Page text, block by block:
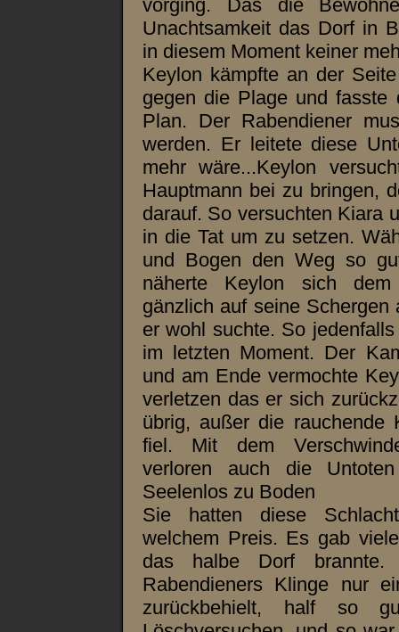
vorging. Das die
Unachtsamkeit das Dorf in
in diesem Moment keiner
Keylon kämpfte an der
gegen die Plage und fasste
Plan. Der Rabendiener
werden. Er leitete diese
mehr wäre...Keylon
Hauptmann bei zu bringen,
darauf. So versuchten Kiara
in die Tat um zu setzen.
und Bogen den Weg so
näherte Keylon sich dem
gänzlich auf seine
er wohl suchte. So
im letzten Moment. Der
und am Ende vermochte
verletzen das er sich
übrig, außer die rauchende
fiel. Mit dem
verloren auch die
Seelenlos zu Boden
Sie hatten diese
welchem Preis. Es gab
das halbe Dorf
Rabendieners Klinge nur
zurückbehielt, half so